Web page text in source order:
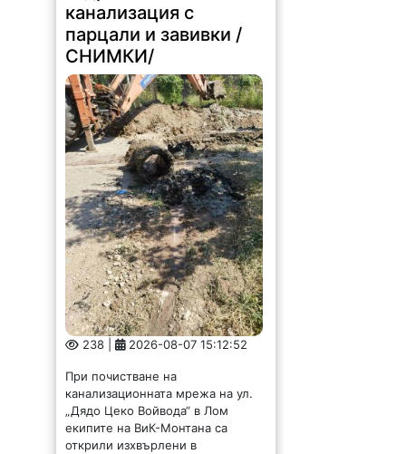
канализация с
парцали и завивки /
СНИМКИ/
238 | 2026-08-07 15:12:52
При почистване на
канализационната мрежа на ул.
„Дядо Цеко Войвода“ в Лом
екипите на ВиК-Монтана са
открили изхвърлени в